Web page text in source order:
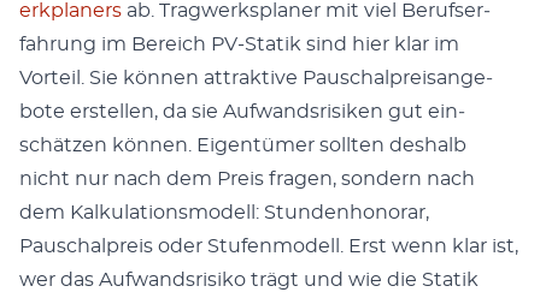
erk­plan­ers ab. Trag­w­erk­s­plan­er mit viel Beruf­ser­
fahrung im Bere­ich PV-Sta­tik sind hier klar im
Vorteil. Sie kön­nen attrak­tive Pauschal­preisange­
bote erstellen, da sie Aufwand­srisiken gut ein­
schätzen kön­nen. Eigen­tümer soll­ten deshalb
nicht nur nach dem Preis fra­gen, son­dern nach
dem Kalku­la­tion­s­mod­ell: Stun­den­hono­rar,
Pauschal­preis oder Stufen­mod­ell. Erst wenn klar ist,
wer das Aufwand­srisiko trägt und wie die Sta­tik